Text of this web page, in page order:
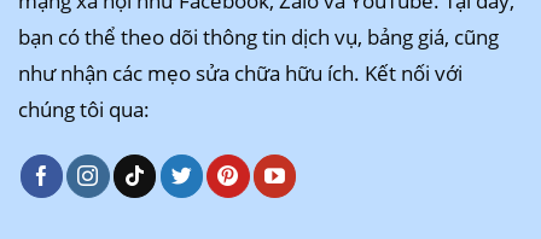
bạn có thể theo dõi thông tin dịch vụ, bảng giá, cũng
như nhận các mẹo sửa chữa hữu ích. Kết nối với
chúng tôi qua: